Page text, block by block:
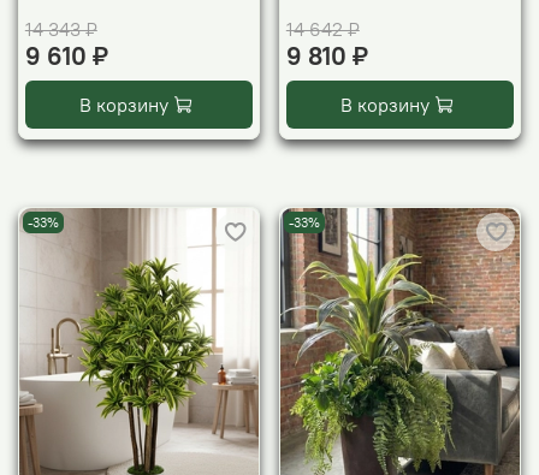
14 343 ₽
9 610 ₽
В корзину
14 642 ₽
9 810 ₽
В корзину
-33% -33%